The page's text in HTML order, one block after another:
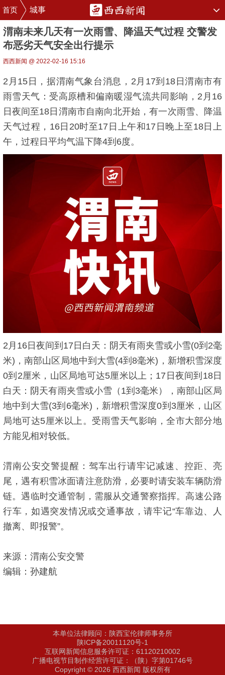
首页 城事
渭南未来几天有一次雨雪、降温天气过程 交警发
布恶劣天气安全出行提示
西西新闻 @ 2022-02-16 15:16
2月15日，据渭南气象台消息，2月17到18日渭南市有
雨雪天气：受高原槽和偏南暖湿气流共同影响，2月16
日夜间至18日渭南市自南向北开始，有一次雨雪、降温
天气过程，16日20时至17日上午和17日晚上至18日上
午，过程日平均气温下降4到6度。
2月16日夜间到17日白天：阴天有雨夹雪或小雪(0到2毫
米)，南部山区局地中到大雪(4到8毫米)，新增积雪深度
0到2厘米，山区局地可达5厘米以上；17日夜间到18日
白天：阴天有雨夹雪或小雪（1到3毫米），南部山区局
地中到大雪(3到6毫米)，新增积雪深度0到3厘米，山区
局地可达5厘米以上。受雨雪天气影响，全市大部分地
方能见相对较低。
渭南公安交警提醒：驾车出行请牢记减速、控距、亮
尾，遇有积雪冰面请注意防滑，必要时请安装车辆防滑
链。遇临时交通管制，需服从交通警察指挥。高速公路
行车，如遇突发情况或交通事故，请牢记“车靠边、人
撤离、即报警”。
来源：渭南公安交警
编辑：孙建航
本单位法律顾问：陕西宝伦律师事务所
陕ICP备20011120号-1
互联网新闻信息服务许可证：61120210002
广播电视节目制作经营许可证：（陕）字第01746号
Copyright © 2026 西西新闻 版权所有